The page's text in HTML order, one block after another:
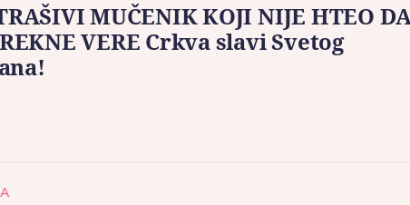
MUČENIK KOJI NIJE HTEO
VERE Crkva slavi Svetog